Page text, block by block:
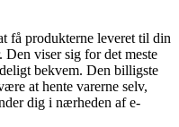
få produkterne leveret til din
viser sig for det meste
bekvem. Den billigste
at hente varerne selv,
dig i nærheden af e-